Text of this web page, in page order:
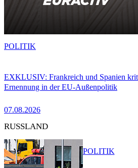
EXKLUSIV: Frankreich und Spanien
Ernennung in der EU-Außenpolitik
07.08.2026
POLITIK
RUSSLAND
POLITIK